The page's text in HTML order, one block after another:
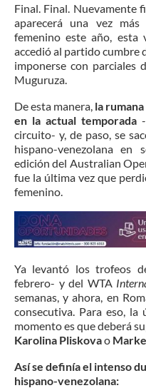
Final. Final. Nuevamente
aparecerá una vez
femenino este año, esta
accedió al partido cumbre
imponerse con parciales
Muguruza.
De esta manera, la
en la actual temporada
circuito- y, de paso, se
hispano-venezolana en
edición del Australian
fue la última vez que
femenino.
Ya levantó los trofeos
febrero- y del WTA
semanas, y ahora, en
consecutiva. Para eso,
momento es que deberá
Karolina Pliskovao
Así se definía el intenso
hispano-venezolana: